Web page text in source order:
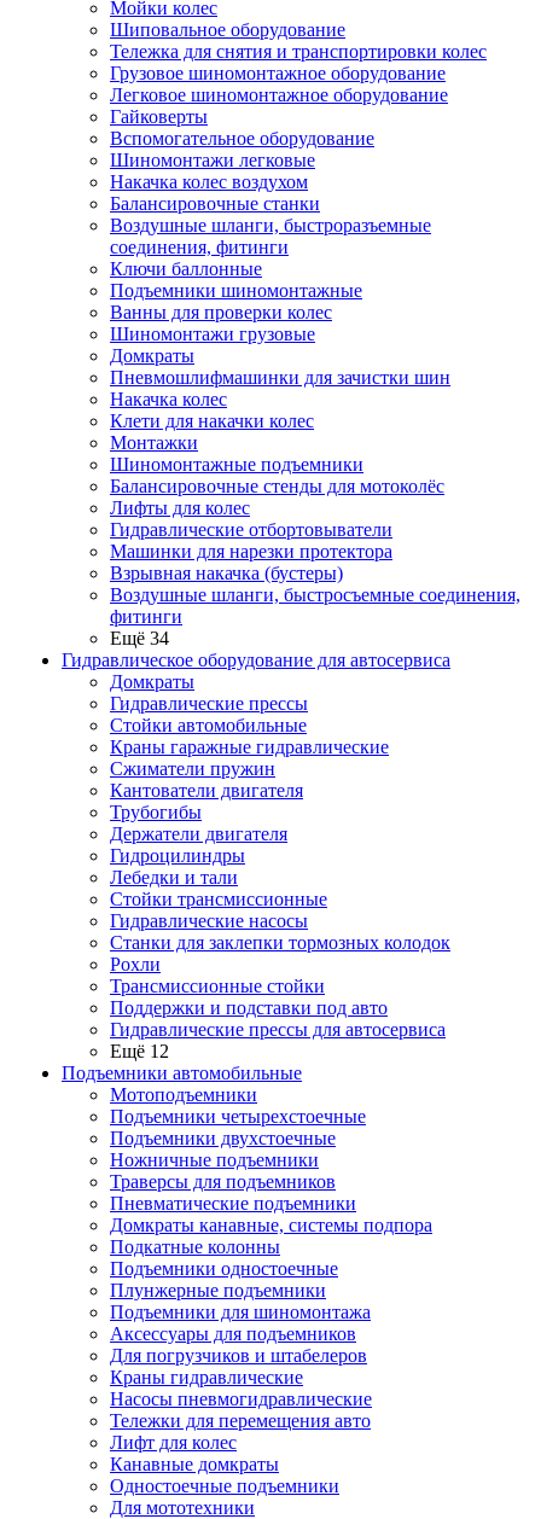
Мойки колес
Шиповальное оборудование
Тележка для снятия и транспортировки колес
Грузовое шиномонтажное оборудование
Легковое шиномонтажное оборудование
Гайковерты
Вспомогательное оборудование
Шиномонтажи легковые
Накачка колес воздухом
Балансировочные станки
Воздушные шланги, быстроразъемные
соединения, фитинги
Ключи баллонные
Подъемники шиномонтажные
Ванны для проверки колес
Шиномонтажи грузовые
Домкраты
Пневмошлифмашинки для зачистки шин
Накачка колес
Клети для накачки колес
Монтажки
Шиномонтажные подъемники
Балансировочные стенды для мотоколёс
Лифты для колес
Гидравлические отбортовыватели
Машинки для нарезки протектора
Взрывная накачка (бустеры)
Воздушные шланги, быстросъемные соединения,
фитинги
Ещё 34
Гидравлическое оборудование для автосервиса
Домкраты
Гидравлические прессы
Стойки автомобильные
Краны гаражные гидравлические
Сжиматели пружин
Кантователи двигателя
Трубогибы
Держатели двигателя
Гидроцилиндры
Лебедки и тали
Стойки трансмиссионные
Гидравлические насосы
Cтанки для заклепки тормозных колодок
Рохли
Трансмиссионные стойки
Поддержки и подставки под авто
Гидравлические прессы для автосервиса
Ещё 12
Подъемники автомобильные
Мотоподъемники
Подъемники четырехстоечные
Подъемники двухстоечные
Ножничные подъемники
Траверсы для подъемников
Пневматические подъемники
Домкраты канавные, системы подпора
Подкатные колонны
Подъемники одностоечные
Плунжерные подъемники
Подъемники для шиномонтажа
Аксессуары для подъемников
Для погрузчиков и штабелеров
Краны гидравлические
Насосы пневмогидравлические
Тележки для перемещения авто
Лифт для колес
Канавные домкраты
Одностоечные подъемники
Для мототехники